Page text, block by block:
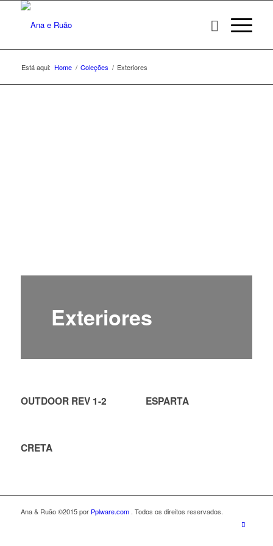
Está aqui: Home / Coleções / Exteriores
Exteriores
OUTDOOR REV 1-2 ESPARTA
CRETA
Ana & Ruão ©2015 por Pplware.com. Todos os direitos reservados.